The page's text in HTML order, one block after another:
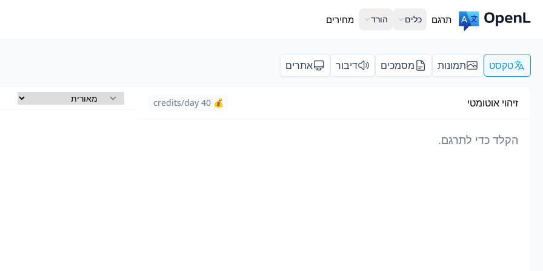
תרגם כלים הורד מחירים
טקסט תמונות מסמכים דיבור אתרים
זיהוי אוטומטי 💰 40 credits/day